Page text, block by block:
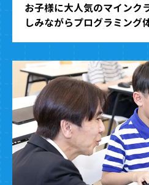
お子様に大人気のマインク
しみながらプログラミング